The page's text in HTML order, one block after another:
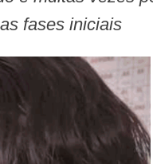
fases iniciais